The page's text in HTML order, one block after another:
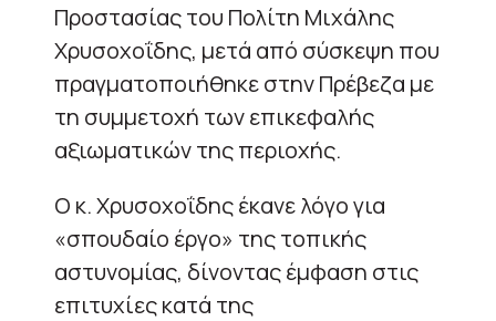
Προστασίας του Πολίτη Μιχάλης
Χρυσοχοΐδης, μετά από σύσκεψη που
πραγματοποιήθηκε στην Πρέβεζα με
τη συμμετοχή των επικεφαλής
αξιωματικών της περιοχής.
Ο κ. Χρυσοχοΐδης έκανε λόγο για
«σπουδαίο έργο» της τοπικής
αστυνομίας, δίνοντας έμφαση στις
επιτυχίες κατά της